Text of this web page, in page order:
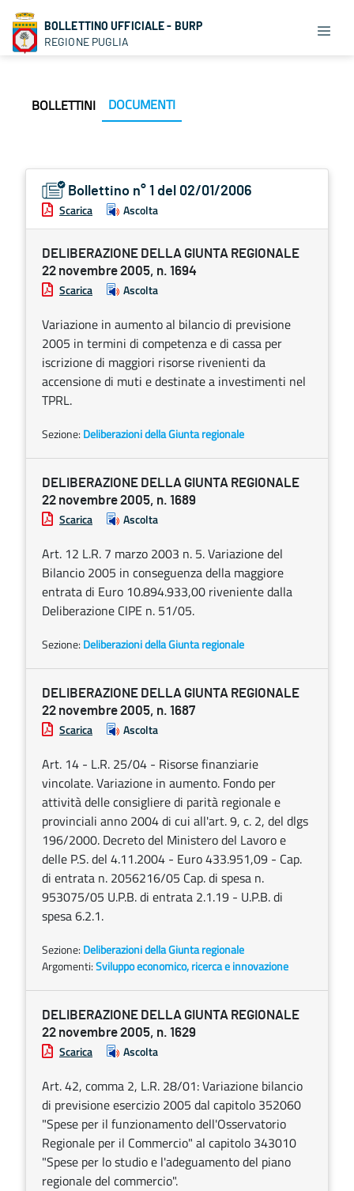
BOLLETTINO UFFICIALE - BURP
REGIONE PUGLIA
BOLLETTINI DOCUMENTI
Bollettino n° 1 del 02/01/2006
Scarica Ascolta
DELIBERAZIONE DELLA GIUNTA REGIONALE
22 novembre 2005, n. 1694
Scarica Ascolta
Variazione in aumento al bilancio di previsione
2005 in termini di competenza e di cassa per
iscrizione di maggiori risorse rivenienti da
accensione di muti e destinate a investimenti nel
TPRL.
Sezione: Deliberazioni della Giunta regionale
DELIBERAZIONE DELLA GIUNTA REGIONALE
22 novembre 2005, n. 1689
Scarica Ascolta
Art. 12 L.R. 7 marzo 2003 n. 5. Variazione del
Bilancio 2005 in conseguenza della maggiore
entrata di Euro 10.894.933,00 riveniente dalla
Deliberazione CIPE n. 51/05.
Sezione: Deliberazioni della Giunta regionale
DELIBERAZIONE DELLA GIUNTA REGIONALE
22 novembre 2005, n. 1687
Scarica Ascolta
Art. 14 - L.R. 25/04 - Risorse finanziarie
vincolate. Variazione in aumento. Fondo per
attività delle consigliere di parità regionale e
provinciali anno 2004 di cui all'art. 9, c. 2, del dlgs
196/2000. Decreto del Ministero del Lavoro e
delle P.S. del 4.11.2004 - Euro 433.951,09 - Cap.
di entrata n. 2056216/05 Cap. di spesa n.
953075/05 U.P.B. di entrata 2.1.19 - U.P.B. di
spesa 6.2.1.
Sezione: Deliberazioni della Giunta regionale
Argomenti:Sviluppo economico, ricerca e innovazione
DELIBERAZIONE DELLA GIUNTA REGIONALE
22 novembre 2005, n. 1629
Scarica Ascolta
Art. 42, comma 2, L.R. 28/01: Variazione bilancio
di previsione esercizio 2005 dal capitolo 352060
"Spese per il funzionamento dell'Osservatorio
Regionale per il Commercio" al capitolo 343010
"Spese per lo studio e l'adeguamento del piano
regionale del commercio".